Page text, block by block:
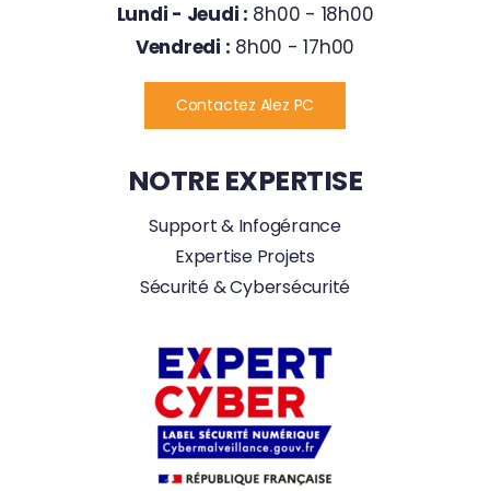
Lundi - Jeudi : 8h00 - 18h00
Vendredi : 8h00 - 17h00
Contactez Alez PC
NOTRE EXPERTISE
Support & Infogérance
Expertise Projets
Sécurité & Cybersécurité